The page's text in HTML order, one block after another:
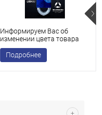
Информируем Вас об
изменении цвета товара
Подробнее